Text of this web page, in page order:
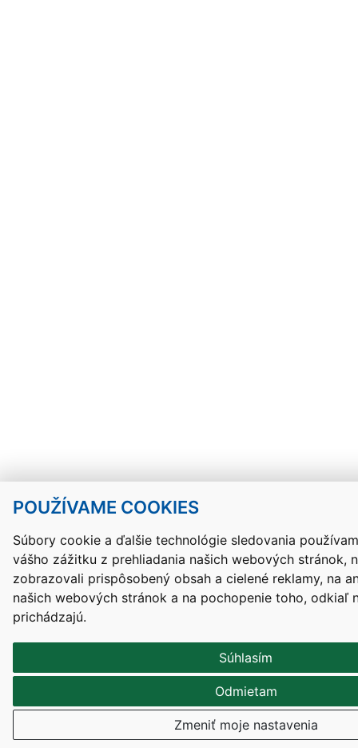
POUŽÍVAME COOKIES
Súbory cookie a ďalšie technológie sledovania
vášho zážitku z prehliadania našich webových stránok,
zobrazovali prispôsobený obsah a cielené reklamy, na
našich webových stránok a na pochopenie toho, odkiaľ
prichádzajú.
Súhlasím
Odmietam
Zmeniť moje nastavenia